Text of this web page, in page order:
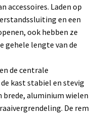
accessoires. Laden op
en een
ook hebben ze
gehele lengte van de
de centrale
kast stabiel en stevig
brede, aluminium wielen
De rem